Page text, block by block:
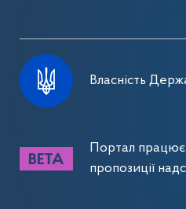
Власність
Портал
пропозиції